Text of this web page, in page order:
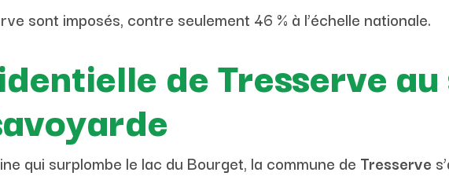
sont imposés, contre seulement 46 % à l’échelle nationale.
de Tresserve
qui surplombe le lac du Bourget, la commune de Tresserve